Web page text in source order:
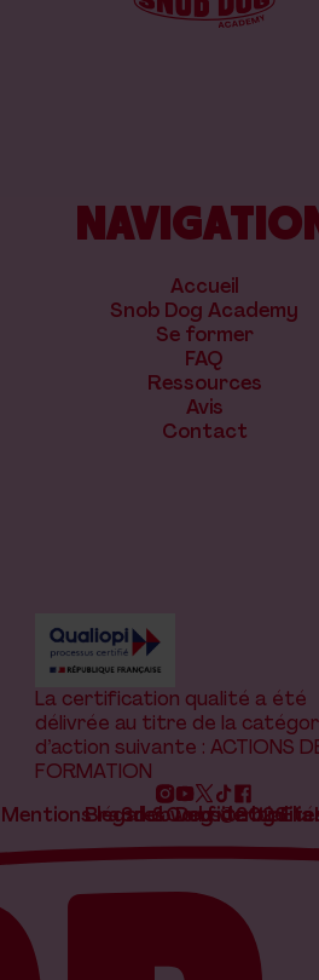
Accueil
Snob Dog Academy
Se former
FAQ
Ressources
Avis
Contact
La certification qualité a été
délivrée au titre de la
d’action suivante : ACTIONS
FORMATION
Snob Dog ©2026
Mentions légalesConfidentialité
Brand & website by